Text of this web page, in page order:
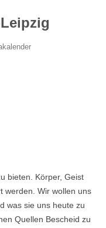
bieten. Körper, Geist
werden. Wir wollen uns
was sie uns heute zu
Quellen Bescheid zu